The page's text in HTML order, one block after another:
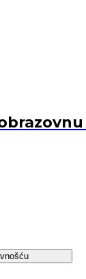
sa zainteresiranom javnošću